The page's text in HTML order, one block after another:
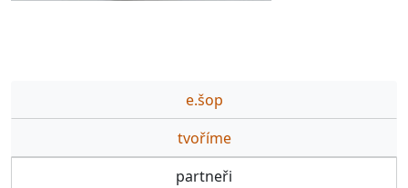
e.šop
tvoříme
partneři